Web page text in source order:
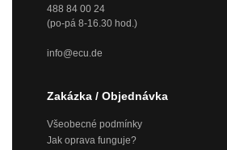
488 84 00 24
(po-pá 8-16.30 hod.)
info@ecu.de
Zakázka / Objednávka
Všeobecné podmínky
Jak oprava funguje?